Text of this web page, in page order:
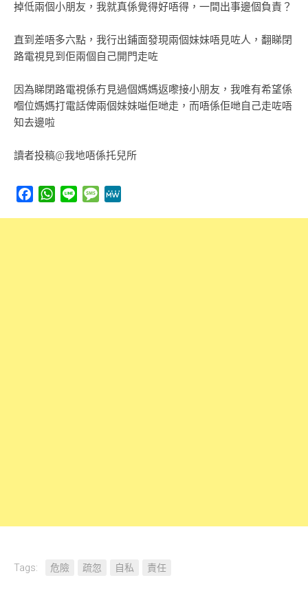
掉低兩個小朋友，我就真係覺得好唔得，一間出事邊個負責？
直到差唔多六點，我行出鋪面發現兩個妹妹唔見咗人，翻睇閉
路電視見到佢兩個自己開門走咗
因為睇閉路電視係冇見過個媽媽返嚟接小朋友，我唯有希望係
嗰位媽媽打電話俾兩個妹妹嗌佢哋走，而唔係佢哋自己走咗唔
知去邊啦
讀者投稿@我地唔係托兒所
FacebookWhatsApp
Line Message
Tags: 危險 疏忽 自私 責任